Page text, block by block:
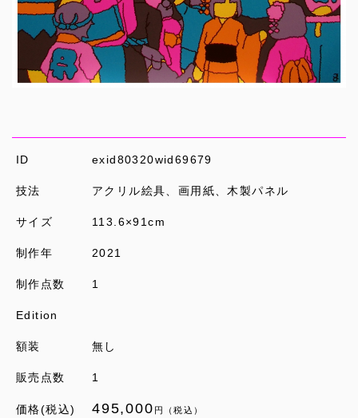
ID exid80320wid69679
技法 アクリル絵具、画用紙、木製パネル
サイズ 113.6×91cm
制作年 2021
制作点数 1
Edition
額装 無し
販売点数 1
価格(税込) 495,000 円（税込）